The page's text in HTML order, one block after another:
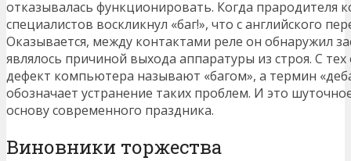
отказывалась функционировать. Когда прародителя
специалистов воскликнул «баг!», что с английского
Оказывается, между контактами реле он обнаружил
являлось причиной выхода аппаратуры из строя. С
дефект компьютера называют «багом», а термин
обозначает устранение таких проблем. И это
основу современного праздника.
Виновники торжества